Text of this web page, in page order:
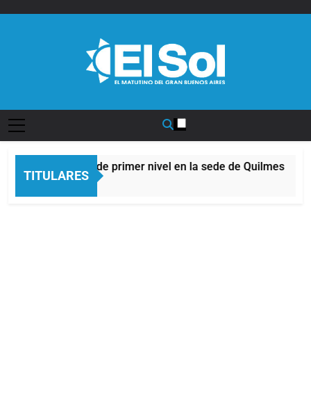
TITULARES
boxeo de primer nivel en la sede de Quilmes